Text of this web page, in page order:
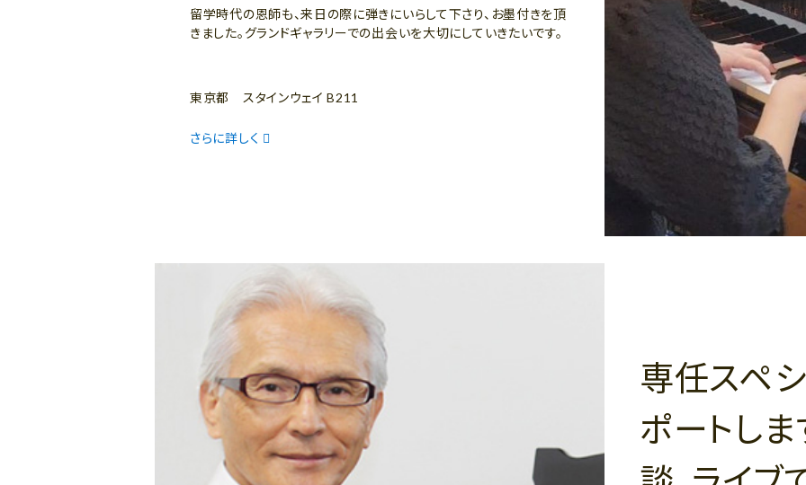
留学時代の恩師も、来日の際に弾きにいらして下さり、お墨付きを頂
きました。グランドギャラリーでの出会いを大切にしていきたいです。
東京都 スタインウェイ B211
さらに詳しく
専任スペ
ポートしま